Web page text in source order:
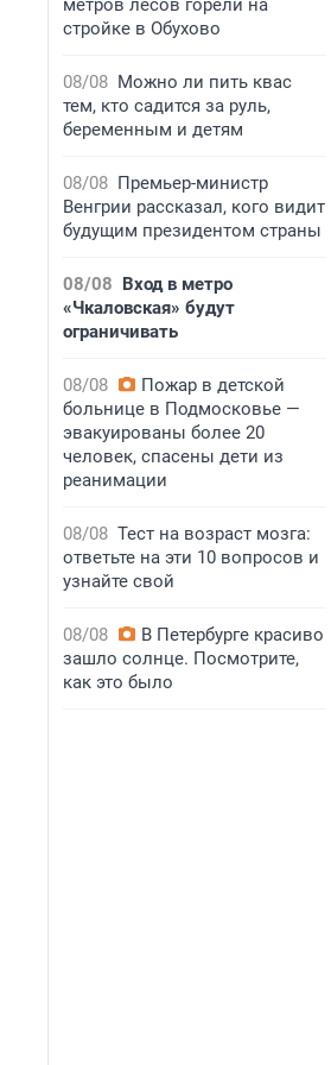
метров лесов горели на
стройке в Обухово
08/08 Можно ли пить квас
тем, кто садится за руль,
беременным и детям
08/08 Премьер-министр
Венгрии рассказал, кого видит
будущим президентом страны
08/08 Вход в метро
«Чкаловская» будут
ограничивать
08/08
Пожар в детской
больнице в Подмосковье —
эвакуированы более 20
человек, спасены дети из
реанимации
08/08 Тест на возраст мозга:
ответьте на эти 10 вопросов и
узнайте свой
08/08
В Петербурге красиво
зашло солнце. Посмотрите,
как это было